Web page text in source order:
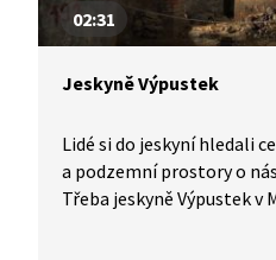
02:31
Jeskyně Výpustek
Lidé si do jeskyní hledali
a podzemní prostory o
Třeba jeskyně Výpustek v